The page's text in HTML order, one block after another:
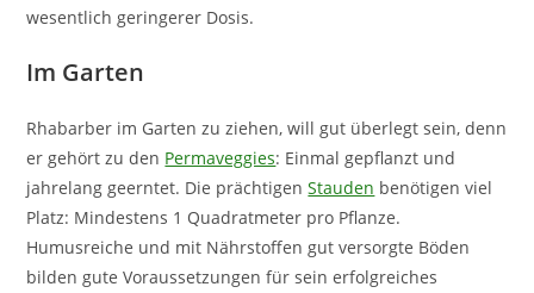
wesentlich geringerer Dosis.
Im Garten
Rhabarber im Garten zu ziehen, will gut überlegt sein, denn
er gehört zu den Permaveggies: Einmal gepflanzt und
jahrelang geerntet. Die prächtigenStauden benötigen viel
Platz: Mindestens 1 Quadratmeter pro Pflanze.
Humusreiche und mit Nährstoffen gut versorgte Böden
bilden gute Voraussetzungen für sein erfolgreiches